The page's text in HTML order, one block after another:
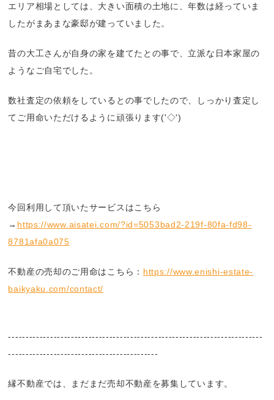
エリア相場としては、大きい面積の土地に、年数は経っていま
したがまあまな豪邸が建っていました。
昔の大工さんが自身の家を建てたとの事で、立派な日本家屋の
ようなご自宅でした。
数社査定の依頼をしているとの事でしたので、しっかり査定し
てご用命いただけるように頑張ります('◇')ゞ
今回利用して頂いたサービスはこちら
→ https://www.aisatei.com/?id=5053bad2-219f-80fa-fd98-
8781afa0a075
不動産の売却のご用命はこちら： https://www.enishi-estate-
baikyaku.com/contact/
-------------------------------------------------------------------------
-------------------------------------------
縁不動産では、まだまだ売却不動産を募集しています。